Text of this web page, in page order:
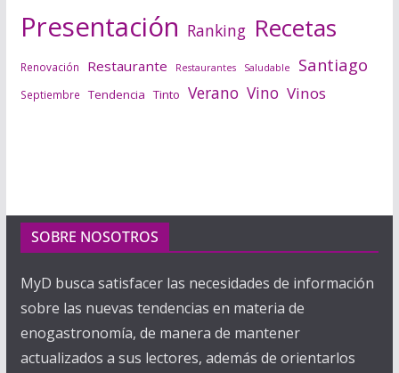
Presentación Ranking Recetas
Renovación Restaurante Restaurantes Saludable Santiago
Septiembre Tendencia Tinto Verano Vino Vinos
SOBRE NOSOTROS
MyD busca satisfacer las necesidades de información
sobre las nuevas tendencias en materia de
enogastronomía, de manera de mantener
actualizados a sus lectores, además de orientarlos